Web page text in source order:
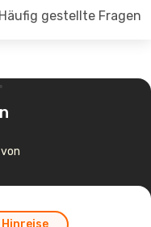
Häufig gestellte Fragen
Hinreise